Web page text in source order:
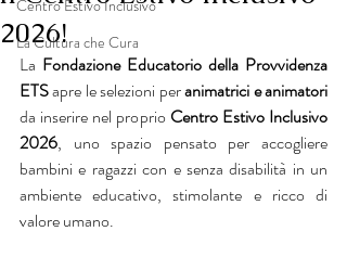
Centro Estivo Inclusivo
La Cultura che Cura
2026!
La Fondazione Educatorio della Provvidenza
ETS apre le selezioni per animatrici e animatori
da inserire nel proprio Centro Estivo Inclusivo
2026, uno spazio pensato per accogliere
bambini e ragazzi con e senza disabilità in un
ambiente educativo, stimolante e ricco di
valore umano.